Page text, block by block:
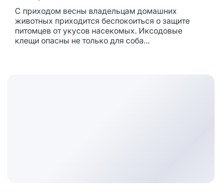
С приходом весны владельцам домашних
животных приходится беспокоиться о защите
питомцев от укусов насекомых. Иксодовые
клещи опасны не только для соба...